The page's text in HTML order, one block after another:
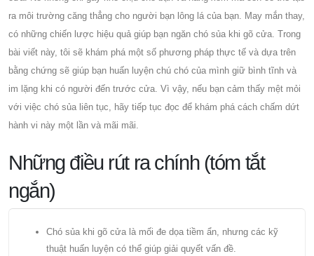
ra môi trường căng thẳng cho người bạn lông lá của bạn. May mắn thay,
có những chiến lược hiệu quả giúp bạn ngăn chó sủa khi gõ cửa. Trong
bài viết này, tôi sẽ khám phá một số phương pháp thực tế và dựa trên
bằng chứng sẽ giúp bạn huấn luyện chú chó của mình giữ bình tĩnh và
im lặng khi có người đến trước cửa. Vì vậy, nếu bạn cảm thấy mệt mỏi
với việc chó sủa liên tục, hãy tiếp tục đọc để khám phá cách chấm dứt
hành vi này một lần và mãi mãi.
Những điều rút ra chính (tóm tắt
ngắn)
Chó sủa khi gõ cửa là mối đe dọa tiềm ẩn, nhưng các kỹ
thuật huấn luyện có thể giúp giải quyết vấn đề.